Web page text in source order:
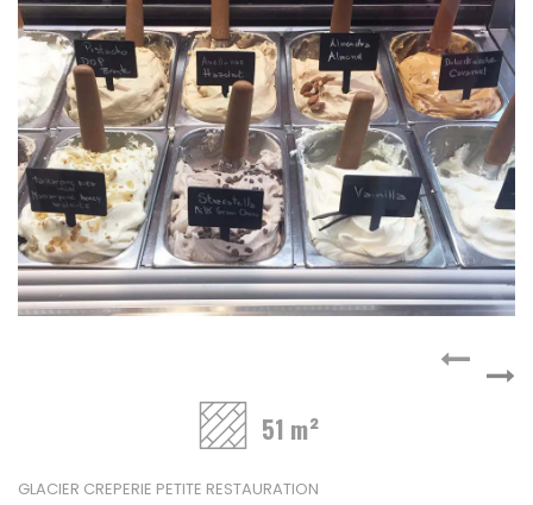
A vendre
Fonds de commerce
High-Tech
Hotel / Rest / Bar
Commerces Prox.
Distribution
Beauté / Coiffure
Equipement
BTP
Artisanat
VENDRE
NOTRE AGENCE
51 m²
GLACIER CREPERIE PETITE RESTAURATION